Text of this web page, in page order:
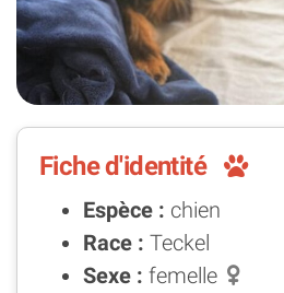
Fiche d'identité
Espèce : chien
Race : Teckel
Sexe : femelle